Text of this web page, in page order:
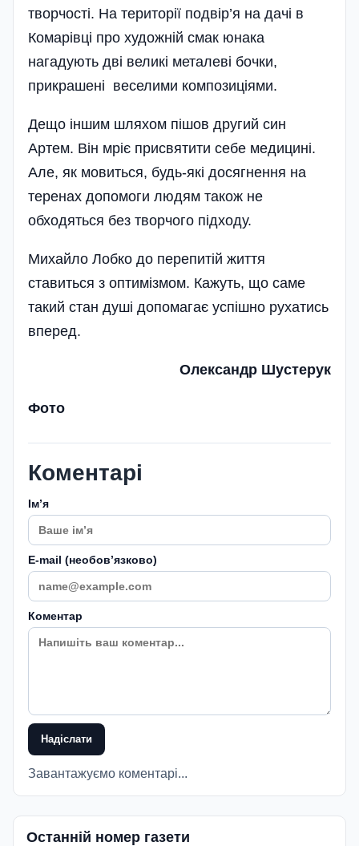
творчості. На території подвір’я на дачі в
Комарі­вці про художній смак юнака
нагадують дві великі метале­ві бочки,
прикрашені веселими композиціями.
Дещо іншим шляхом пішов другий син
Артем. Він мріє присвятити себе медицині.
Але, як мовиться, будь-які досягнення на
теренах допомоги людям також не
обходяться без творчого підходу.
Михайло Лобко до перепитій життя
ставиться з оптимізмом. Кажуть, що саме
такий стан душі до­помагає успішно рухатись
вперед.
Олександр Шустерук
Фото
Коментарі
Імʼя
E-mail (необовʼязково)
Коментар
Надіслати
Завантажуємо коментарі...
Останній номер газети